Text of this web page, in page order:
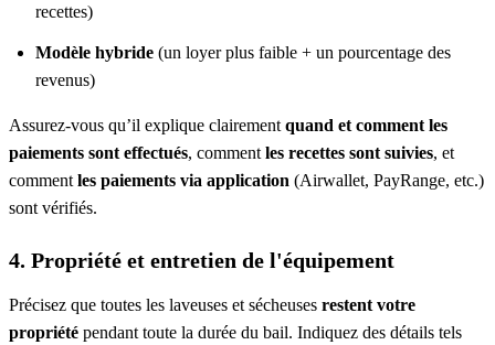
recettes)
Modèle hybride (un loyer plus faible + un pourcentage des
revenus)
Assurez-vous qu’il explique clairement quand et comment les
paiements sont effectués, comment les recettes sont suivies, et
comment les paiements via application (Airwallet, PayRange, etc.)
sont vérifiés.
4. Propriété et entretien de l'équipement
Précisez que toutes les laveuses et sécheuses restent votre
propriété pendant toute la durée du bail. Indiquez des détails tels